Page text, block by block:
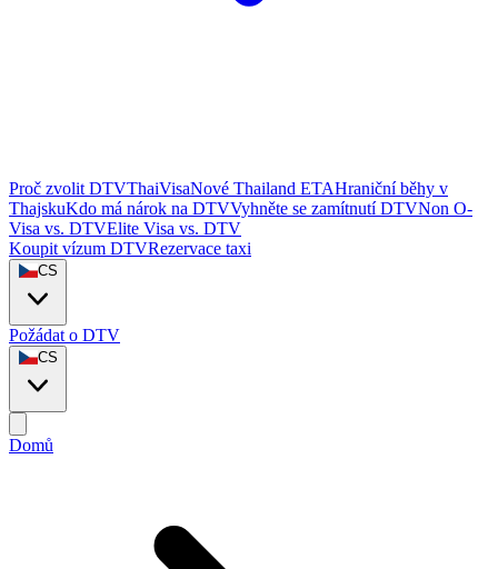
Proč zvolit DTVThaiVisaNové Thailand ETAHraniční běhy v
ThajskuKdo má nárok na DTVVyhněte se zamítnutí DTVNon O-
Visa vs. DTVElite Visa vs. DTV
Koupit vízum DTVRezervace taxi
CS
Požádat o DTV
CS
Domů